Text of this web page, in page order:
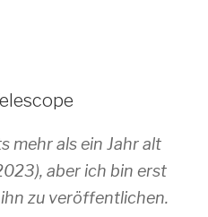
mehr als ein Jahr alt
aber ich bin erst
zu veröffentlichen.